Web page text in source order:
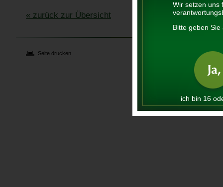
« zurück zur Übersicht
Seite drucken
Wir setzen uns
Bitte geben
ich bin 16